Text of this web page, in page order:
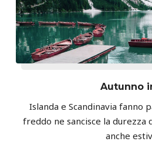
Autunno
Islanda e Scandinavia fanno
freddo ne sancisce la durezza
anche